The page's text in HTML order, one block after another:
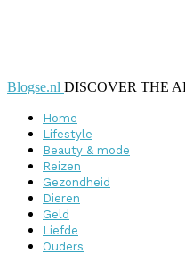
Blogse.nl DISCOVER THE
Home
Lifestyle
Beauty & mode
Reizen
Gezondheid
Dieren
Geld
Liefde
Ouders